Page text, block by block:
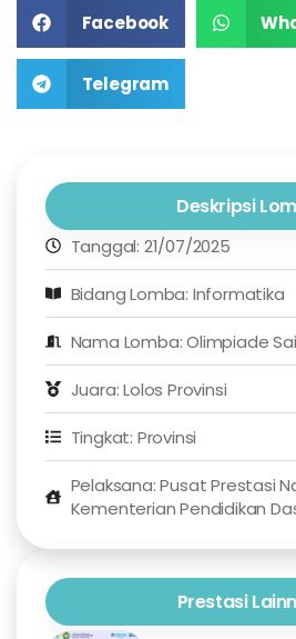
Deskripsi
Tanggal: 21/07/2025
Bidang Lomba: Informatika
Nama Lomba: Olimpiade
Juara: Lolos Provinsi
Tingkat: Provinsi
Pelaksana: Pusat Prestasi
Kementerian Pendidikan
Prestasi
Facebook
Telegram